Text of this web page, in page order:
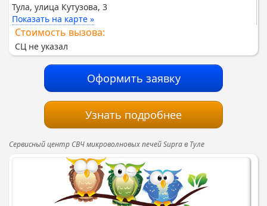
Тула, улица Кутузова, 3
Показать на карте »
Стоимость вызова:
СЦ не указал
Оформить заявку
Узнать подробнее
Сервисный центр СВЧ микроволновых печей Supra в Туле